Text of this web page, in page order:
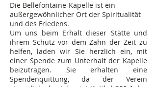
Die Bellefontaine-Kapelle ist ein
außergewöhnlicher Ort der Spiritualität
und des Friedens.
Um uns beim Erhalt dieser Stätte und
ihrem Schutz vor dem Zahn der Zeit zu
helfen, laden wir Sie herzlich ein, mit
einer Spende zum Unterhalt der Kapelle
beizutragen. Sie
erhalten eine
Spendenquittung, da der Verein